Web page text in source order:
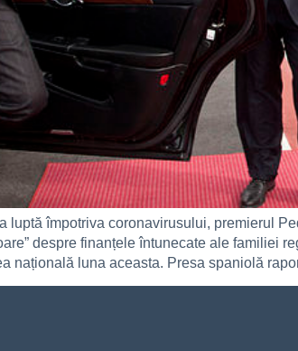
luptă împotriva coronavirusului, premierul
despre finanțele întunecate ale familiei
națională luna aceasta. Presa spaniolă